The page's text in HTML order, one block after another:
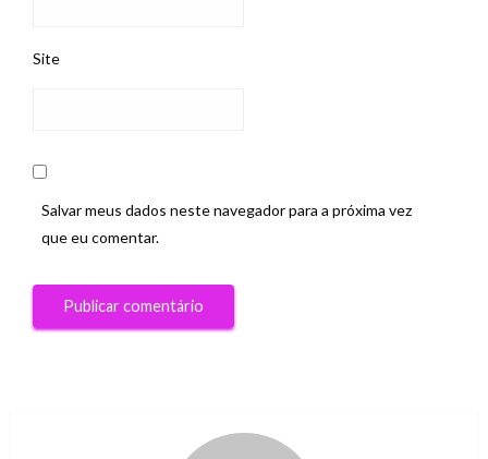
Site
Salvar meus dados neste navegador para a próxima vez
que eu comentar.